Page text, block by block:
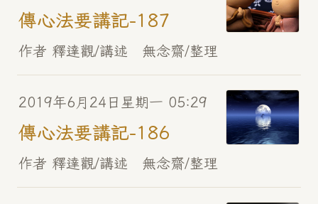
傳心法要講記-187
作者 釋達觀/講述 無念齋/整理
2019年6月24日星期一 05:29
傳心法要講記-186
作者 釋達觀/講述 無念齋/整理